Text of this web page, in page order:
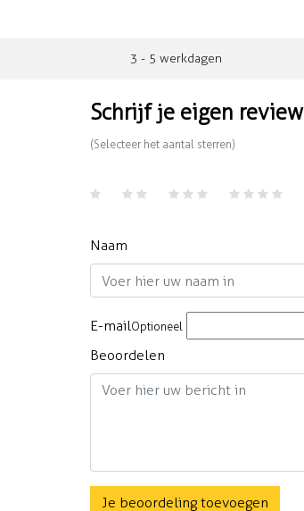
3 - 5 werkdagen
Schrijf je eigen review
(Selecteer het aantal sterren)
Naam
E-mailOptioneel
Beoordelen
Je beoordeling toevoegen